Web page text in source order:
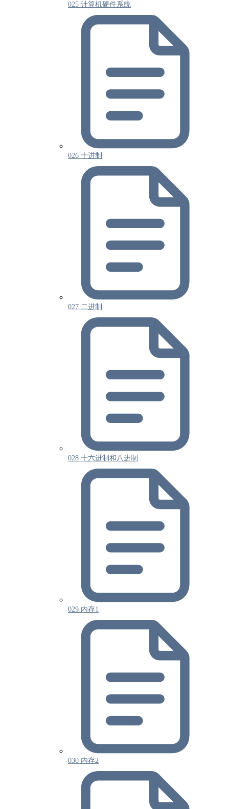
025 计算机硬件系统
026 十进制
027 二进制
028 十六进制和八进制
029 内存1
030 内存2